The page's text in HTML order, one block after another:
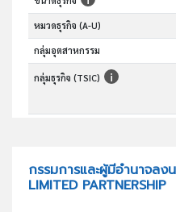
หมวดธุรกิจ (A-U)
กลุ่มอุตสาหกรรม
กลุ่มธุรกิจ (TSIC)
กรรมการและผู้มีอำนาจลง
LIMITED PARTNERSHIP